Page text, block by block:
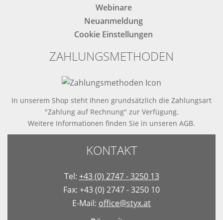
Webinare
Neuanmeldung
Cookie Einstellungen
ZAHLUNGSMETHODEN
In unserem Shop steht Ihnen grundsätzlich die Zahlungsart
"Zahlung auf Rechnung" zur Verfügung.
Weitere Informationen finden Sie in unseren AGB.
KONTAKT
Tel: +43 (0) 2747 - 3250 13
Fax: +43 (0) 2747 - 3250 10
E-Mail: office@styx.at